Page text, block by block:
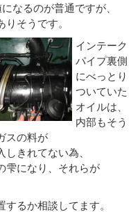
なるのが普通ですが、
そうです。
インテーク
パイプ裏側
にべっとり
ついていた
オイルは、
内部もそう
スの料が
きれてない為、
雫になり、それらが
るか相談してます。